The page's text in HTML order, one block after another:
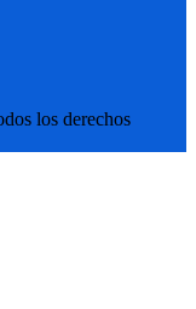
los derechos